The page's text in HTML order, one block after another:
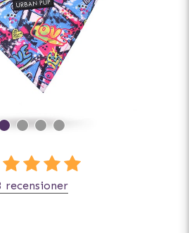
recensioner